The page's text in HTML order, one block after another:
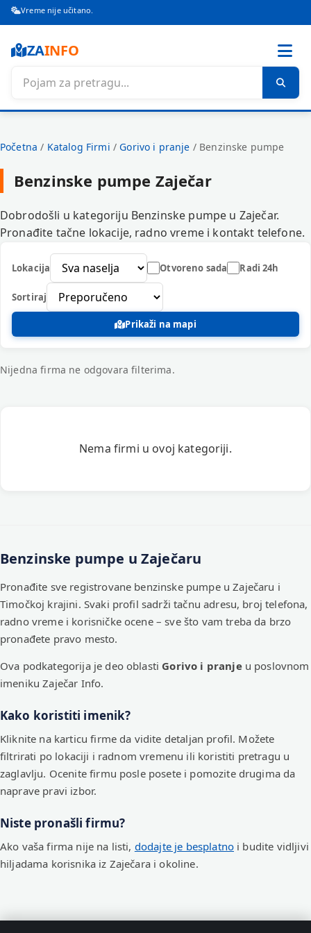
Vreme nije učitano.
ZAINFO
Početna / Katalog Firmi / Gorivo i pranje / Benzinske pumpe
Benzinske pumpe Zaječar
Dobrodošli u kategoriju Benzinske pumpe u Zaječar.
Pronađite tačne lokacije, radno vreme i kontakt telefone.
Lokacija Otvoreno sada Radi 24h
Sortiraj
Prikaži na mapi
Nijedna firma ne odgovara filterima.
Nema firmi u ovoj kategoriji.
Benzinske pumpe u Zaječaru
Pronađite sve registrovane benzinske pumpe u Zaječaru i
Timočkoj krajini. Svaki profil sadrži tačnu adresu, broj telefona,
radno vreme i korisničke ocene – sve što vam treba da brzo
pronađete pravo mesto.
Ova podkategorija je deo oblasti Gorivo i pranjeu poslovnom
imeniku Zaječar Info.
Kako koristiti imenik?
Kliknite na karticu firme da vidite detaljan profil. Možete
filtrirati po lokaciji i radnom vremenu ili koristiti pretragu u
zaglavlju. Ocenite firmu posle posete i pomozite drugima da
naprave pravi izbor.
Niste pronašli firmu?
Ako vaša firma nije na listi, dodajte je besplatno i budite vidljivi
hiljadama korisnika iz Zaječara i okoline.